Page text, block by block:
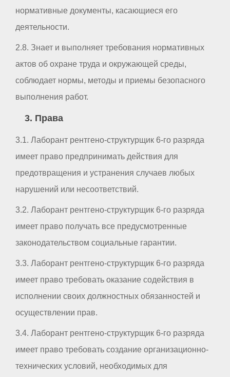
нормативные документы, касающиеся его
деятельности.
2.8. Знает и выполняет требования нормативных
актов об охране труда и окружающей среды,
соблюдает нормы, методы и приемы безопасного
выполнения работ.
3. Права
3.1. Лаборант рентгено-структурщик 6-го разряда
имеет право предпринимать действия для
предотвращения и устранения случаев любых
нарушений или несоответствий.
3.2. Лаборант рентгено-структурщик 6-го разряда
имеет право получать все предусмотренные
законодательством социальные гарантии.
3.3. Лаборант рентгено-структурщик 6-го разряда
имеет право требовать оказание содействия в
исполнении своих должностных обязанностей и
осуществлении прав.
3.4. Лаборант рентгено-структурщик 6-го разряда
имеет право требовать создание организационно-
технических условий, необходимых для